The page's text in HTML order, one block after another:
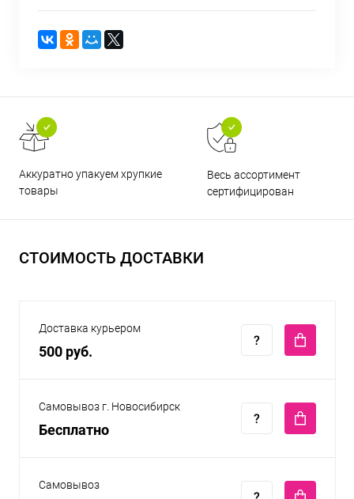
Аккуратно упакуем хрупкие
товары
Весь ассортимент
сертифицирован
СТОИМОСТЬ ДОСТАВКИ
Доставка курьером
500 руб.
Самовывоз г. Новосибирск
Бесплатно
Самовывоз